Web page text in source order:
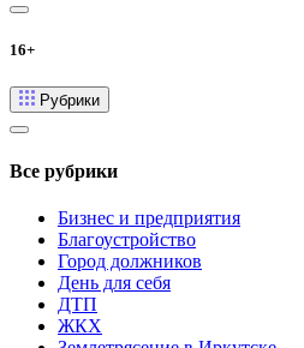
16+
Рубрики
Все рубрики
Бизнес и предприятия
Благоустройство
Город должников
День для себя
ДТП
ЖКХ